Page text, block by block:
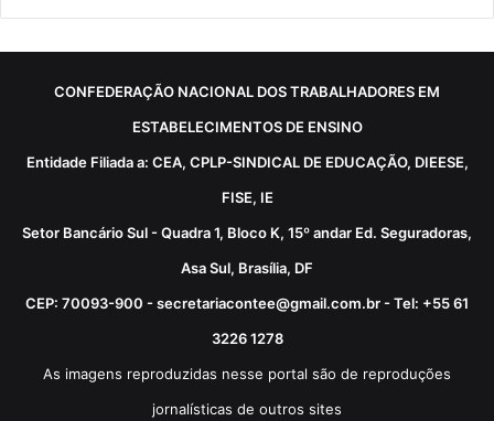
CONFEDERAÇÃO NACIONAL DOS TRABALHADORES EM
ESTABELECIMENTOS DE ENSINO
Entidade Filiada a: CEA, CPLP-SINDICAL DE EDUCAÇÃO, DIEESE,
FISE, IE
Setor Bancário Sul - Quadra 1, Bloco K, 15º andar Ed. Seguradoras,
Asa Sul, Brasília, DF
CEP: 70093-900 - secretariacontee@gmail.com.br - Tel: +55 61
3226 1278
As imagens reproduzidas nesse portal são de reproduções
jornalísticas de outros sites